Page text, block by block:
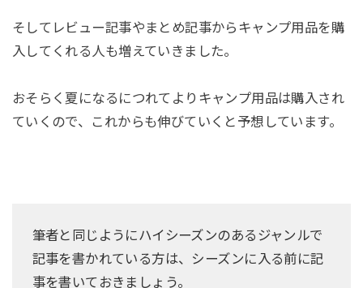
そしてレビュー記事やまとめ記事からキャンプ用品を購
入してくれる人も増えていきました。
おそらく夏になるにつれてよりキャンプ用品は購入され
ていくので、これからも伸びていくと予想しています。
筆者と同じようにハイシーズンのあるジャンルで
記事を書かれている方は、シーズンに入る前に記
事を書いておきましょう。